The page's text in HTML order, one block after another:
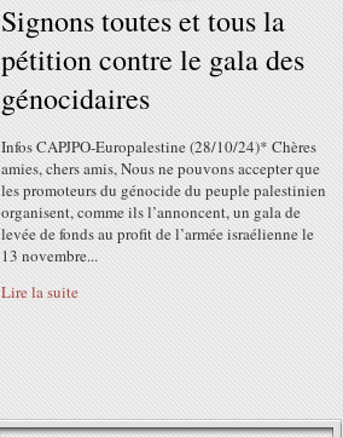
Signons toutes et tous la
pétition contre le gala des
génocidaires
Infos CAPJPO-Europalestine (28/10/24)* Chères
amies, chers amis, Nous ne pouvons accepter que
les promoteurs du génocide du peuple palestinien
organisent, comme ils l’annoncent, un gala de
levée de fonds au profit de l’armée israélienne le
13 novembre...
Lire la suite